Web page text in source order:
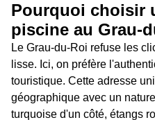
Pourquoi choisir
piscine au Grau-
Le Grau-du-Roi refuse les
lisse. Ici, on préfère
touristique. Cette adresse
géographique avec un
turquoise d'un côté, étangs